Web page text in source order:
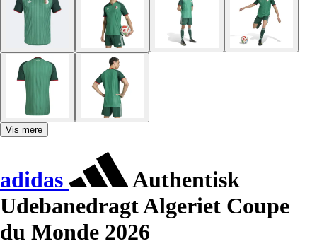
Vis mere
adidas
Authentisk
Udebanedragt Algeriet Coupe
du Monde 2026